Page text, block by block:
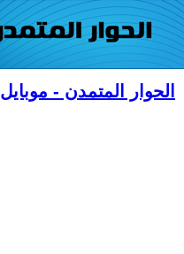
الحوار المتمدن - موبايل